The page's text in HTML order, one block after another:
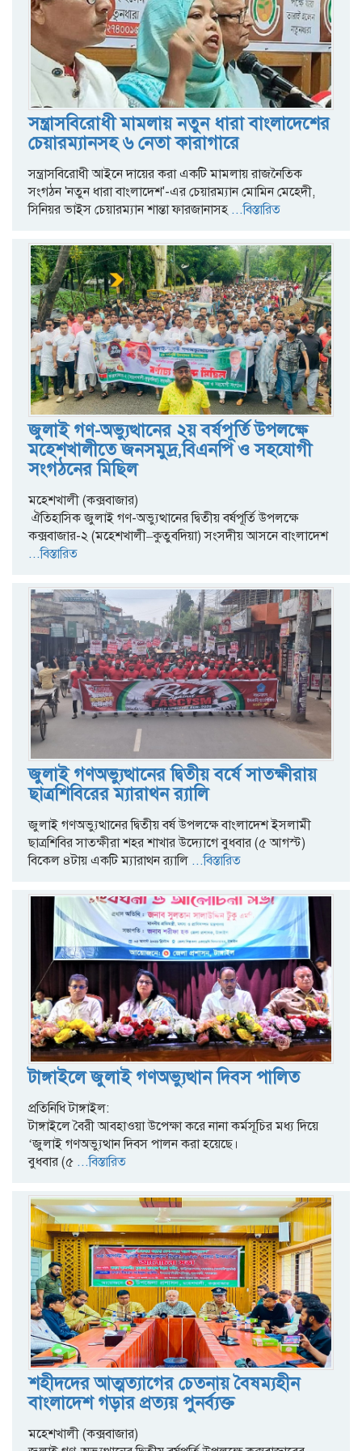
সন্ত্রাসবিরোধী মামলায় নতুন ধারা বাংলাদেশের
চেয়ারম্যানসহ ৬ নেতা কারাগারে
সন্ত্রাসবিরোধী আইনে দায়ের করা একটি মামলায় রাজনৈতিক
সংগঠন 'নতুন ধারা বাংলাদেশ'-এর চেয়ারম্যান মোমিন মেহেদী,
সিনিয়র ভাইস চেয়ারম্যান শান্তা ফারজানাসহ ...বিস্তারিত
জুলাই গণ-অভ্যুত্থানের ২য় বর্ষপূর্তি উপলক্ষে
মহেশখালীতে জনসমুদ্র,বিএনপি ও সহযোগী
সংগঠনের মিছিল
মহেশখালী (কক্সবাজার)
ঐতিহাসিক জুলাই গণ-অভ্যুত্থানের দ্বিতীয় বর্ষপূর্তি উপলক্ষে
কক্সবাজার-২ (মহেশখালী–কুতুবদিয়া) সংসদীয় আসনে বাংলাদেশ
...বিস্তারিত
জুলাই গণঅভ্যুত্থানের দ্বিতীয় বর্ষে সাতক্ষীরায়
ছাত্রশিবিরের ম্যারাথন র‌্যালি
জুলাই গণঅভ্যুত্থানের দ্বিতীয় বর্ষ উপলক্ষে বাংলাদেশ ইসলামী
ছাত্রশিবির সাতক্ষীরা শহর শাখার উদ্যোগে বুধবার (৫ আগস্ট)
বিকেল ৪টায় একটি ম্যারাথন র‌্যালি ...বিস্তারিত
টাঙ্গাইলে জুলাই গণঅভ্যুত্থান দিবস পালিত
প্রতিনিধি টাঙ্গাইল:
টাঙ্গাইলে বৈরী আবহাওয়া উপেক্ষা করে নানা কর্মসূচির মধ্য দিয়ে
‘জুলাই গণঅভ্যুত্থান দিবস পালন করা হয়েছে।
বুধবার (৫ ...বিস্তারিত
শহীদদের আত্মত্যাগের চেতনায় বৈষম্যহীন
বাংলাদেশ গড়ার প্রত্যয় পুনর্ব্যক্ত
মহেশখালী (কক্সবাজার)